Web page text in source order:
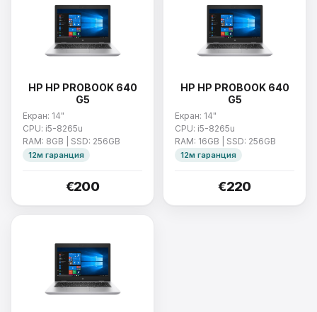
HP HP PROBOOK 640
G5
Екран: 14"
CPU: i5-8265u
RAM: 8GB | SSD: 256GB
12м гаранция
€200
HP HP PROBOOK 640
G5
Екран: 14"
CPU: i5-8265u
RAM: 16GB | SSD: 256GB
12м гаранция
€220